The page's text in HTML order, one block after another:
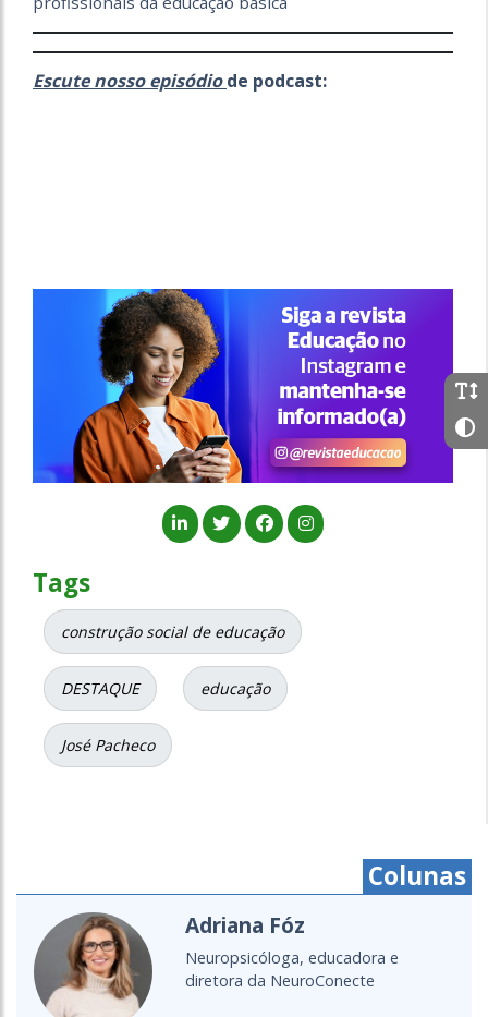
Escute nosso episódiode podcast:
Tags
construção social de educação
DESTAQUE educação
José Pacheco
Colunas
Cristine Takuá
É do povo Maxacali, filósofa,
educadora, aprendiz de parteira.